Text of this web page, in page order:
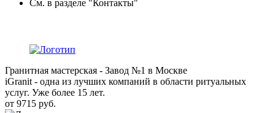
См. в разделе "Контакты"
Гранитная мастерская - Завод №1 в Москве
iGranit - одна из лучших компаний в области ритуальных
услуг. Уже более 15 лет.
от 9715 руб.